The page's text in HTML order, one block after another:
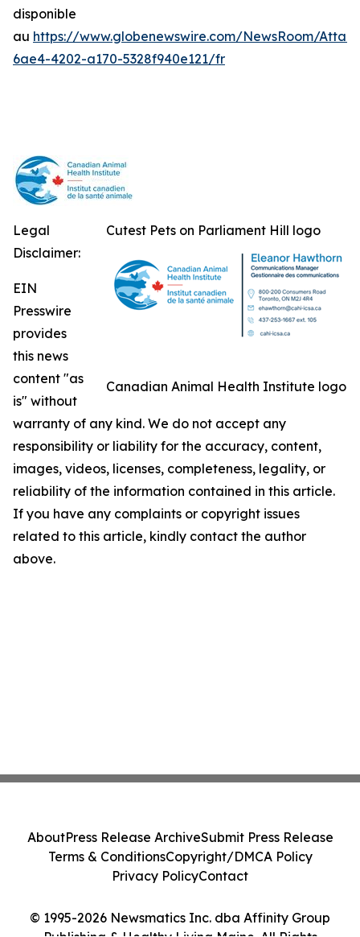
disponible
au https://www.globenewswire.com/NewsRoom/
6ae4-4202-a170-5328f940e121/fr
Cutest Pets on Parliament Hill logo
Canadian Animal Health Institute logo
Legal
Disclaimer:
EIN
Presswire
provides
this news
content "as
is" without
warranty of any kind. We do not accept any
responsibility or liability for the accuracy, content,
images, videos, licenses, completeness, legality, or
reliability of the information contained in this article.
If you have any complaints or copyright issues
related to this article, kindly contact the author
above.
© 1995-2026 Newsmatics Inc. dba Affinity Group
AboutPress Release ArchiveSubmit Press Release
Terms & ConditionsCopyright/DMCA Policy
Privacy PolicyContact